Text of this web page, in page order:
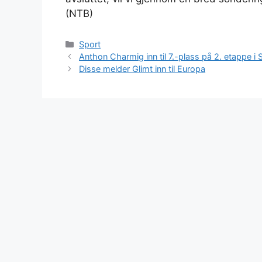
(NTB)
Kategorier
Sport
Anthon Charmig inn til 7.-plass på 2. etappe i
Disse melder Glimt inn til Europa